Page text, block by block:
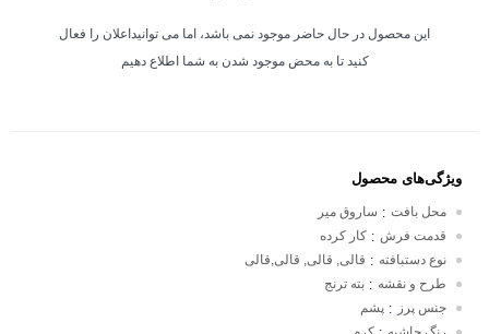
این محصول در حال حاضر موجود نمی باشد، اما می توانیداعلان را فعال
کنید تا به محض موجود شدن به شما اطلاع دهیم
ویژگی‌های محصول
محل بافت : ساروق میر
قدمت فرش : کار کرده
نوع دستبافته : قالی, قالی, قالی,قالی
طرح و نقشه : بته ترنج
جنس پرز : پشم